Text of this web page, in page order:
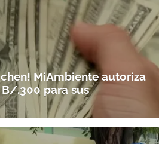
MiAmbiente autoriza
.300 para sus